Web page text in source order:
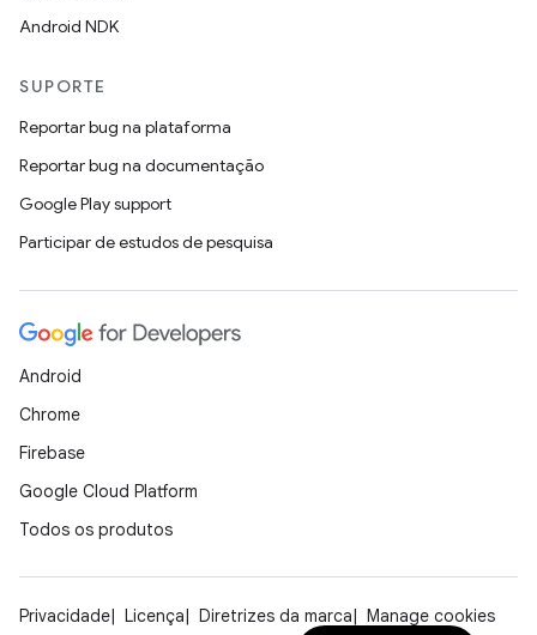
Android NDK
SUPORTE
Reportar bug na plataforma
Reportar bug na documentação
Google Play support
Participar de estudos de pesquisa
Android
Chrome
Firebase
Google Cloud Platform
Todos os produtos
Privacidade Licença Diretrizes da marca Manage cookies